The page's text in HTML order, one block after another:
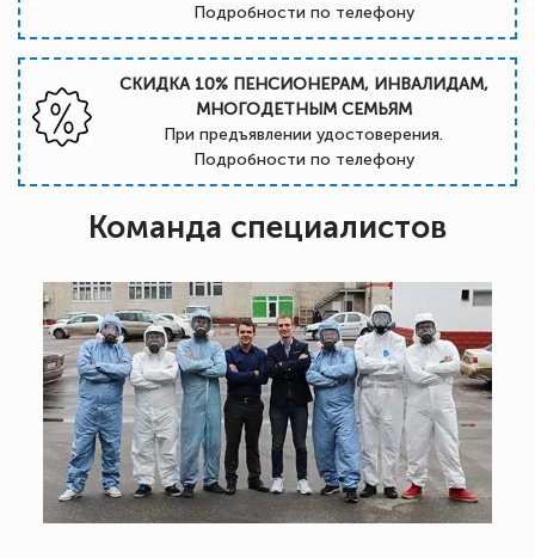
Подробности по телефону
СКИДКА 10% ПЕНСИОНЕРАМ, ИНВАЛИДАМ,
МНОГОДЕТНЫМ СЕМЬЯМ
При предъявлении удостоверения.
Подробности по телефону
Команда специалистов